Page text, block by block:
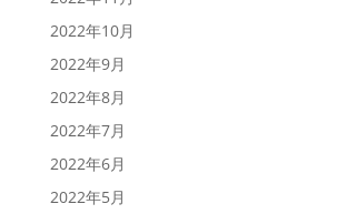
2022年10月
2022年9月
2022年8月
2022年7月
2022年6月
2022年5月